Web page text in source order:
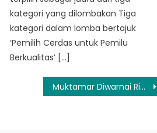
kategori yang dilombakan Tiga
kategori dalam lomba bertajuk
‘Pemilih Cerdas untuk Pemilu
Berkualitas’ […]
Muktamar Diwarnai Ricuh saat Mardiono Terpilih Jadi Ketum PPP secara Aklamasi